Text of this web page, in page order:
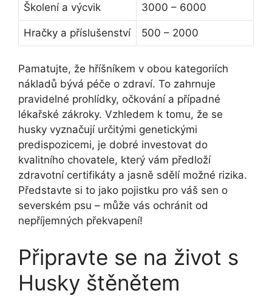
Školení a výcvik 3000 – 6000
Hračky a příslušenství 500 – 2000
Pamatujte, že hříšníkem v obou kategoriích
nákladů bývá péče o zdraví. To zahrnuje
pravidelné prohlídky, očkování a případné
lékařské zákroky. Vzhledem k tomu, že se
husky vyznačují určitými genetickými
predispozicemi, je dobré investovat do
kvalitního chovatele, který vám předloží
zdravotní certifikáty a jasně sdělí možné rizika.
Představte si to jako pojistku pro váš sen o
severském psu – může vás ochránit od
nepříjemných překvapení!
Připravte se na život s
Husky štěnětem